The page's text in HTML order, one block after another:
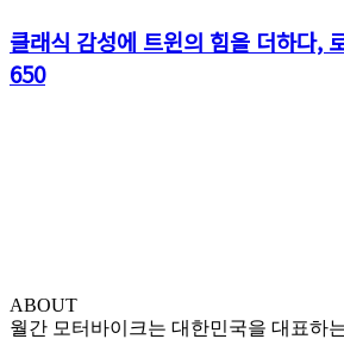
클래식 감성에 트윈의 힘을 더하다,
650
ABOUT
월간 모터바이크는 대한민국을 대표하